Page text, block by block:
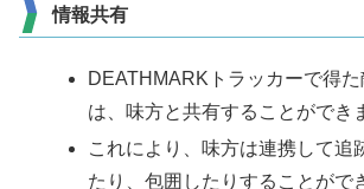
情報共有
DEATHMARKトラッカーで得
は、味方と共有することができ
これにより、味方は連携して追
たり、包囲したりすることがで